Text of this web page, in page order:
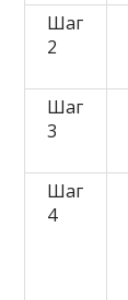
Шаг
2
Шаг
3
Шаг
4